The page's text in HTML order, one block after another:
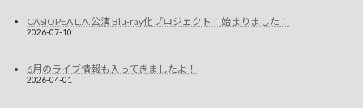
CASIOPEA L.A.公演 Blu-ray化プロジェクト！始まりました！
2026-07-10
6月のライブ情報も入ってきましたよ！
2026-04-01